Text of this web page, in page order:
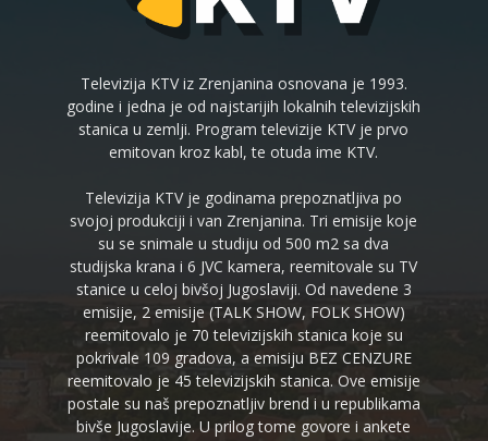
Televizija KTV iz Zrenjanina osnovana je 1993.
godine i jedna je od najstarijih lokalnih televizijskih
stanica u zemlji. Program televizije KTV je prvo
emitovan kroz kabl, te otuda ime KTV.
Televizija KTV je godinama prepoznatljiva po
svojoj produkciji i van Zrenjanina. Tri emisije koje
su se snimale u studiju od 500 m2 sa dva
studijska krana i 6 JVC kamera, reemitovale su TV
stanice u celoj bivšoj Jugoslaviji. Od navedene 3
emisije, 2 emisije (TALK SHOW, FOLK SHOW)
reemitovalo je 70 televizijskih stanica koje su
pokrivale 109 gradova, a emisiju BEZ CENZURE
reemitovalo je 45 televizijskih stanica. Ove emisije
postale su naš prepoznatljiv brend i u republikama
bivše Jugoslavije. U prilog tome govore i ankete